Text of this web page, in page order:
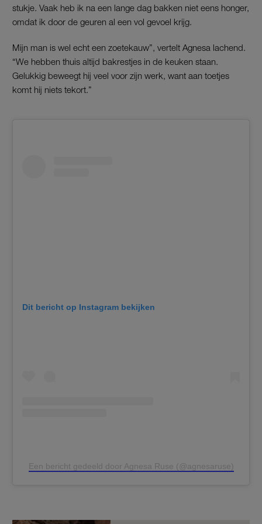
stukje. Vaak heb ik na een lange dag bakken niet eens honger,
omdat ik door de geuren al een vol gevoel krijg.
Mijn man is wel echt een zoetekauw”, vertelt Agnesa lachend.
“We hebben thuis altijd bakrestjes in de keuken staan.
Gelukkig beweegt hij veel voor zijn werk, want aan toetjes
komt hij niets tekort.”
Dit bericht op Instagram bekijken
Een bericht gedeeld door Agnesa Ruse (@agnesaruse)